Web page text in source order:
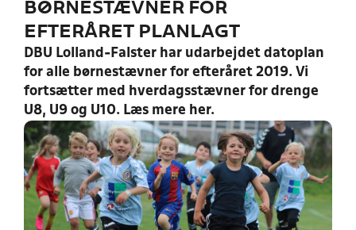
HOLD
BØRNESTÆVNER FOR
EFTERÅRET PLANLAGT
DBU Lolland-Falster har udarbejdet datoplan
for alle børnestævner for efteråret 2019. Vi
fortsætter med hverdagsstævner for drenge
U8, U9 og U10. Læs mere her.